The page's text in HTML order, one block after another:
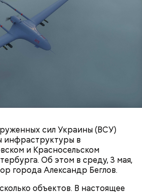
сил Украины (ВСУ)
инфраструктуры в
и Красносельском
Об этом в среду, 3 мая,
города Александр Беглов.
объектов. В настоящее
семи лет лишения свободы.
вернулись обратно,
него ухудшилось самочувствие
в больницу,
он скончался, — рассказывал
СК по Московской области